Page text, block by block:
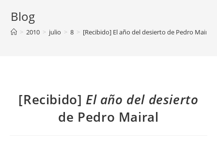
Blog
> 2010 > julio > 8 > [Recibido] El año del desierto de Pedro Mairal
[Recibido] El año del desierto
de Pedro Mairal